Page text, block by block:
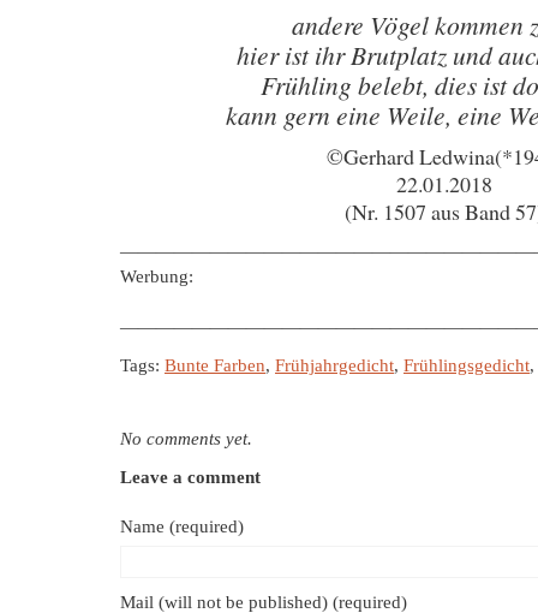
andere Vögel kommen
hier ist ihr Brutplatz und
Frühling belebt, dies ist
kann gern eine Weile, eine
©Gerhard
22.01.2018
(Nr. 1507 aus Band
Werbung:
Tags: Bunte Farben, Frühjahrgedicht, Frühlingsgedicht,
No comments yet.
Leave a comment
Name (required)
Mail (will not be published) (required)